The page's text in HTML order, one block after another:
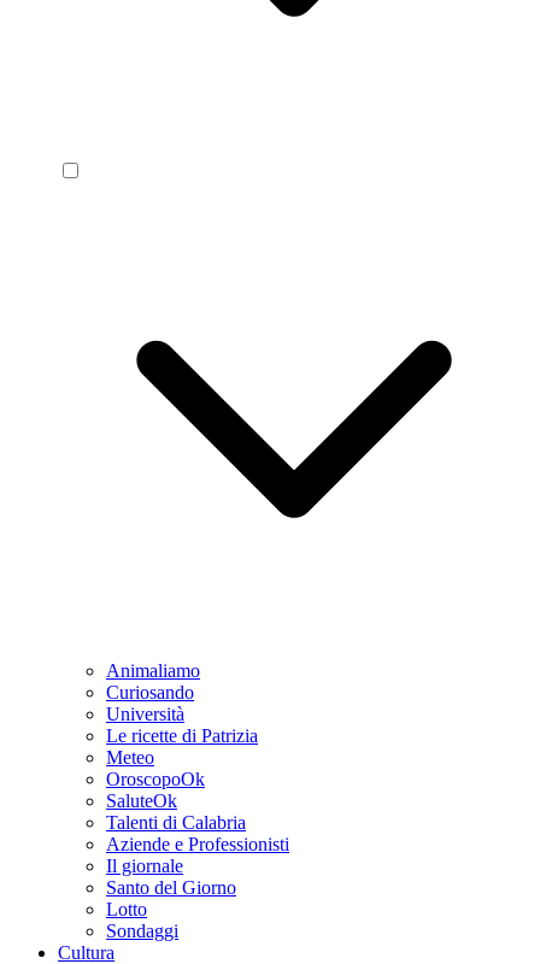
Animaliamo
Curiosando
Università
Le ricette di Patrizia
Meteo
OroscopoOk
SaluteOk
Talenti di Calabria
Aziende e Professionisti
Il giornale
Santo del Giorno
Lotto
Sondaggi
Cultura